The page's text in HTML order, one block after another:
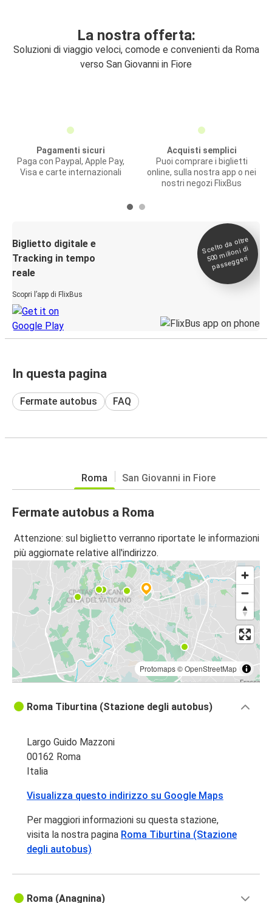
La nostra offerta:
Soluzioni di viaggio veloci, comode e convenienti da Roma
verso San Giovanni in Fiore
Pagamenti sicuri
Paga con Paypal, Apple Pay,
Visa e carte internazionali
Acquisti semplici
Puoi comprare i biglietti
online, sulla nostra app o nei
nostri negozi FlixBus
Biglietto digitale e
Tracking in tempo
reale
Scopri l’app di FlixBus
Scelto da oltre
500
milioni di
passeggeri
In questa pagina
Fermate autobus FAQ
Roma San Giovanni in Fiore
Fermate autobus a Roma
Attenzione: sul biglietto verranno riportate le informazioni
più aggiornate relative all'indirizzo.
Protomaps©OpenStreetMap
Roma Tiburtina (Stazione degli autobus)
Largo Guido Mazzoni
00162 Roma
Italia
Visualizza questo indirizzo su Google Maps
Per maggiori informazioni su questa stazione,
visita la nostra pagina Roma Tiburtina (Stazione
degli autobus)
Roma (Anagnina)